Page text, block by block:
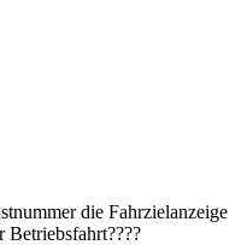
die Fahrzielanzeige
Betriebsfahrt????